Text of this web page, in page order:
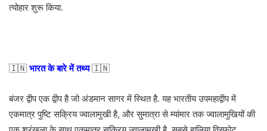
त्योहार शुरू किया.
🇮🇳 भारत के बारे में तथ्य🇮🇳
बंजर द्वीप एक द्वीप है जो अंडमान सागर में स्थित है. यह भारतीय उपमहाद्वीप में
एकमात्र पुष्टि सक्रिय ज्वालामुखी है, और सुमात्रा से म्यांमार तक ज्वालामुखियों की